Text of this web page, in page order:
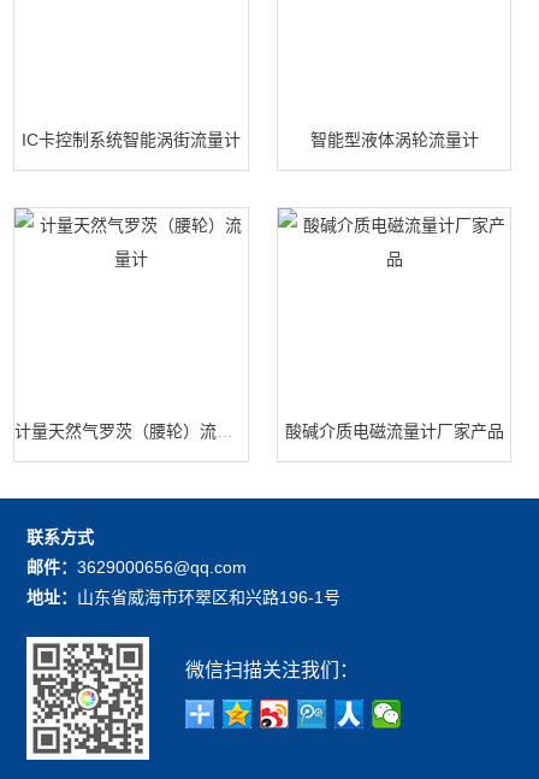
IC卡控制系统智能涡街流量计 智能型液体涡轮流量计
酸碱介质电磁流量计厂家产品
联系方式
邮件：3629000656@qq.com
地址： 山东省威海市环翠区和兴路196-1号
微信扫描关注我们：